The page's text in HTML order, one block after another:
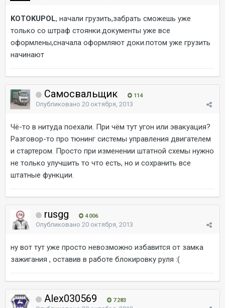
KOTOKUPOL, начали грузить,забрать сможешь уже
только со штраф стоянки.документы уже все
оформлены,сначала оформляют доки.потом уже грузить
начинают
Самосвальщик 114
Опубликовано 20 октября, 2013
Чё-то в нитуда поехали. При чём тут угон или эвакуация?
Разговор-то про тюнинг системы управления двигателем
и стартером. Просто при изменении штатной схемы нужно
не только улучшить то что есть, но и сохранить все
штатные функции.
rusgg 4 006
Опубликовано 20 октября, 2013
ну вот тут уже просто невозможно избавится от замка
зажигания , оставив в работе блокировку руля :(
Alex030569 7 283